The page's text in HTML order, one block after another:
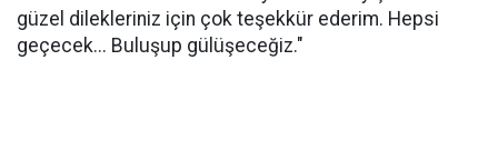
güzel dilekleriniz için çok teşekkür ederim. Hepsi
geçecek... Buluşup gülüşeceğiz."